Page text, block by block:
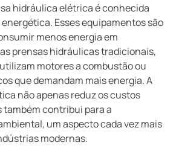
hidráulica elétrica é conhecida
Esses equipamentos são
menos energia em
prensas hidráulicas tradicionais,
motores a combustão ou
que demandam mais energia. A
não apenas reduz os custos
também contribui para a
um aspecto cada vez mais
modernas.